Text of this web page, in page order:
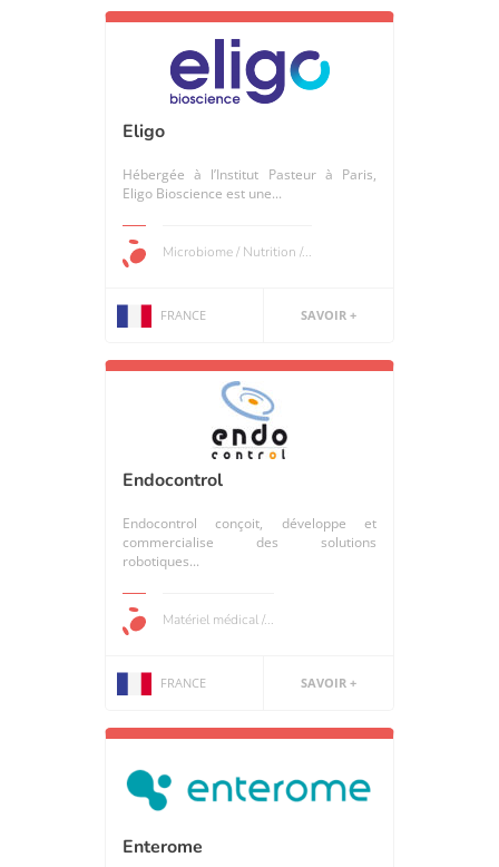
Eligo
Hébergée à l’Institut Pasteur à Paris,
Eligo Bioscience est une...
Microbiome / Nutrition /...
FRANCE SAVOIR +
Endocontrol
Endocontrol conçoit, développe et
commercialise des solutions
robotiques...
Matériel médical /...
FRANCE SAVOIR +
Enterome